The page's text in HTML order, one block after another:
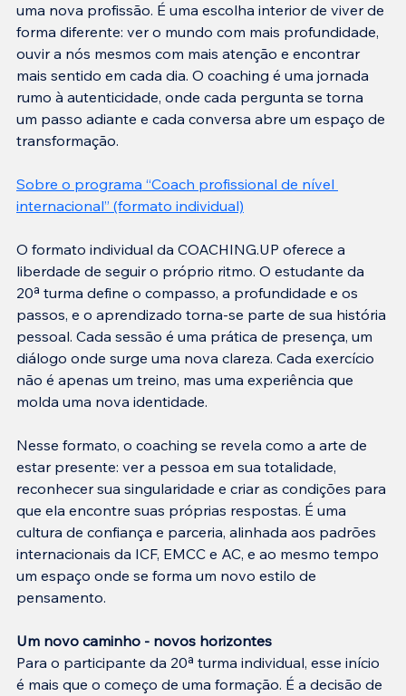
uma nova profissão. É uma escolha interior de viver de
forma diferente: ver o mundo com mais profundidade,
ouvir a nós mesmos com mais atenção e encontrar
mais sentido em cada dia. O coaching é uma jornada
rumo à autenticidade, onde cada pergunta se torna
um passo adiante e cada conversa abre um espaço de
transformação.
Sobre o programa “Coach profissional de nível
internacional” (formato individual)
O formato individual da COACHING.UP oferece a
liberdade de seguir o próprio ritmo. O estudante da
20ª turma define o compasso, a profundidade e os
passos, e o aprendizado torna-se parte de sua história
pessoal. Cada sessão é uma prática de presença, um
diálogo onde surge uma nova clareza. Cada exercício
não é apenas um treino, mas uma experiência que
molda uma nova identidade.
Nesse formato, o coaching se revela como a arte de
estar presente: ver a pessoa em sua totalidade,
reconhecer sua singularidade e criar as condições para
que ela encontre suas próprias respostas. É uma
cultura de confiança e parceria, alinhada aos padrões
internacionais da ICF, EMCC e AC, e ao mesmo tempo
um espaço onde se forma um novo estilo de
pensamento.
Um novo caminho - novos horizontes
Para o participante da 20ª turma individual, esse início
é mais que o começo de uma formação. É a decisão de